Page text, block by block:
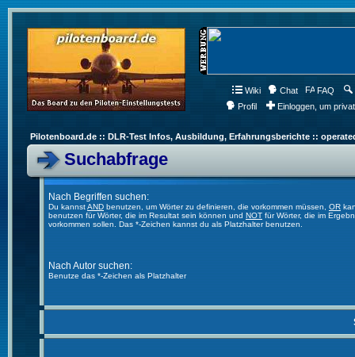
Wiki Chat FAQ
Profil
Einloggen, um
Pilotenboard.de :: DLR-Test Infos, Ausbildung, Erfahrungsberichte ::
Suchabfrage
Nach Begriffen suchen:
Du kannstAND benutzen, um Wörter zu definieren, die vorkommen müssen, OR
benutzen für Wörter, die im Resultat sein können und NOT für Wörter, die im
vorkommen sollen. Das *-Zeichen kannst du als Platzhalter benutzen.
Nach Autor suchen:
Benutze das *-Zeichen als Platzhalter